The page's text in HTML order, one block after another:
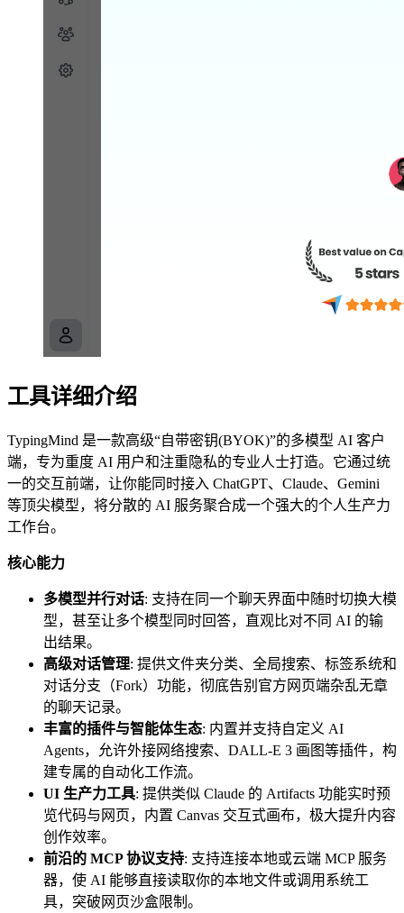
工具详细介绍
TypingMind 是一款高级“自带密钥(BYOK)”的多模型 AI 客户
端，专为重度 AI 用户和注重隐私的专业人士打造。它通过统
一的交互前端，让你能同时接入 ChatGPT、Claude、Gemini
等顶尖模型，将分散的 AI 服务聚合成一个强大的个人生产力
工作台。
核心能力
多模型并行对话: 支持在同一个聊天界面中随时切换大模
型，甚至让多个模型同时回答，直观比对不同 AI 的输
出结果。
高级对话管理: 提供文件夹分类、全局搜索、标签系统和
对话分支（Fork）功能，彻底告别官方网页端杂乱无章
的聊天记录。
丰富的插件与智能体生态: 内置并支持自定义 AI
Agents，允许外接网络搜索、DALL-E 3 画图等插件，构
建专属的自动化工作流。
UI 生产力工具: 提供类似 Claude 的 Artifacts 功能实时预
览代码与网页，内置 Canvas 交互式画布，极大提升内容
创作效率。
前沿的 MCP 协议支持: 支持连接本地或云端 MCP 服务
器，使 AI 能够直接读取你的本地文件或调用系统工
具，突破网页沙盒限制。